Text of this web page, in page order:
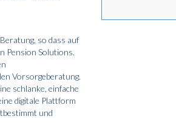
so dass auf
Pension Solutions.
Vorsorgeberatung.
schlanke, einfache
digitale Plattform
und